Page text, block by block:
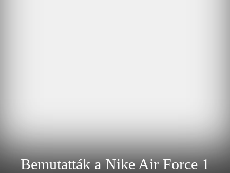
Bemutatták a Nike Air Force 1